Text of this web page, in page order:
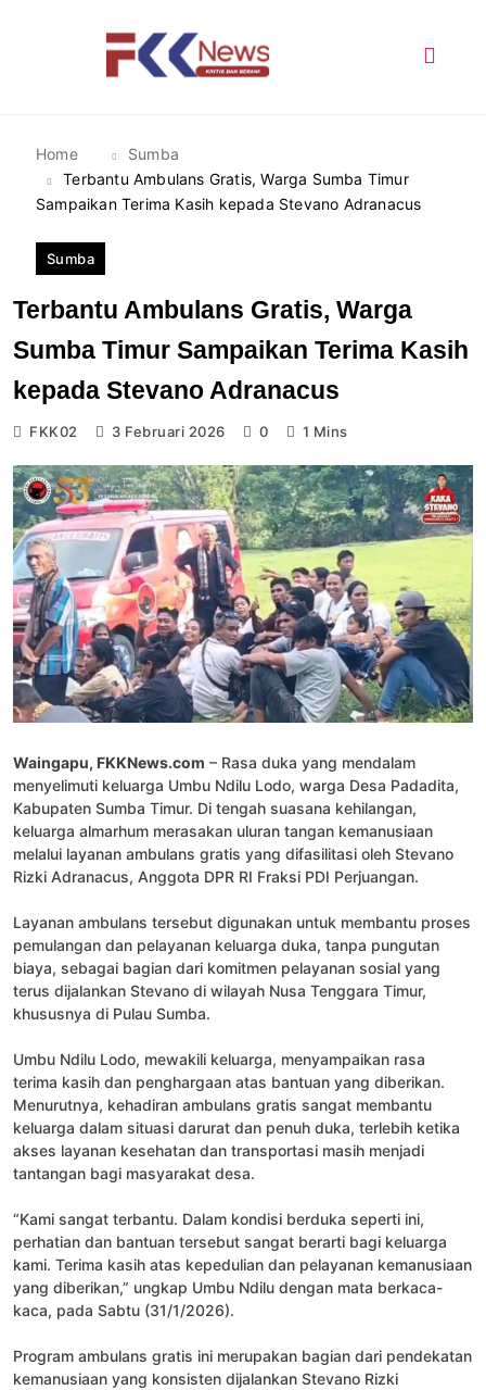
Home
Sumba
Terbantu Ambulans Gratis, Warga Sumba Timur
Sampaikan Terima Kasih kepada Stevano Adranacus
Sumba
Terbantu Ambulans Gratis, Warga
Sumba Timur Sampaikan Terima Kasih
kepada Stevano Adranacus
FKK02 3 Februari 2026 0 1 Mins
Waingapu, FKKNews.com – Rasa duka yang mendalam
menyelimuti keluarga Umbu Ndilu Lodo, warga Desa Padadita,
Kabupaten Sumba Timur. Di tengah suasana kehilangan,
keluarga almarhum merasakan uluran tangan kemanusiaan
melalui layanan ambulans gratis yang difasilitasi oleh Stevano
Rizki Adranacus, Anggota DPR RI Fraksi PDI Perjuangan.
Layanan ambulans tersebut digunakan untuk membantu proses
pemulangan dan pelayanan keluarga duka, tanpa pungutan
biaya, sebagai bagian dari komitmen pelayanan sosial yang
terus dijalankan Stevano di wilayah Nusa Tenggara Timur,
khususnya di Pulau Sumba.
Umbu Ndilu Lodo, mewakili keluarga, menyampaikan rasa
terima kasih dan penghargaan atas bantuan yang diberikan.
Menurutnya, kehadiran ambulans gratis sangat membantu
keluarga dalam situasi darurat dan penuh duka, terlebih ketika
akses layanan kesehatan dan transportasi masih menjadi
tantangan bagi masyarakat desa.
“Kami sangat terbantu. Dalam kondisi berduka seperti ini,
perhatian dan bantuan tersebut sangat berarti bagi keluarga
kami. Terima kasih atas kepedulian dan pelayanan kemanusiaan
yang diberikan,” ungkap Umbu Ndilu dengan mata berkaca-
kaca, pada Sabtu (31/1/2026).
Program ambulans gratis ini merupakan bagian dari pendekatan
kemanusiaan yang konsisten dijalankan Stevano Rizki